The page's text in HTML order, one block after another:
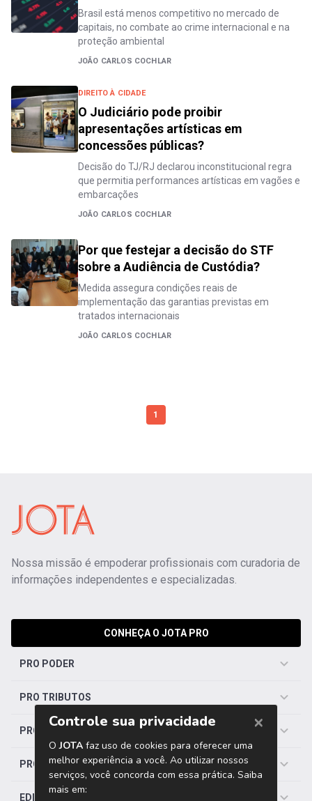
Brasil está menos competitivo no mercado de
capitais, no combate ao crime internacional e na
proteção ambiental
JOÃO CARLOS COCHLAR
DIREITO À CIDADE
O Judiciário pode proibir
apresentações artísticas em
concessões públicas?
Decisão do TJ/RJ declarou inconstitucional regra
que permitia performances artísticas em vagões e
embarcações
JOÃO CARLOS COCHLAR
Por que festejar a decisão do STF
sobre a Audiência de Custódia?
Medida assegura condições reais de
implementação das garantias previstas em
tratados internacionais
JOÃO CARLOS COCHLAR
1
Nossa missão é empoderar profissionais com curadoria de
informações independentes e especializadas.
CONHEÇA O JOTA PRO
PRO PODER
PRO TRIBUTOS
PRO TRABALHISTA
PRO SAÚDE
EDITORIAS